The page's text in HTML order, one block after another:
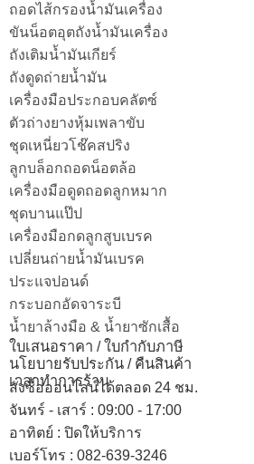
ถอดไส้กรองน้ำมันเครื่อง
ขันน็อตอุตถังน้ำมันเครื่อง
ถังเติมน้ำมันเกียร์
ถังดูดถ่ายน้ำมัน
เครื่องมือประกอบคลัตซ์
ตัวถ่างยางหุ้มเพลาขับ
ชุดเหนี่ยวโช๊คสปริง
ลูกบล็อกถอดน็อตล้อ
เครื่องมือดูดถอดลูกหมาก
ชุดบานแป๊ป
เครื่องมือกดลูกสูบเบรค
เปลี่ยนถ่ายน้ำมันเบรค
ประแจปอนด์
กระบอกอัดจาระบี
น้ำยาล้างมือ & น้ำยาซักเสื้อ
ใบเสนอราคา / ใบกำกับภาษี
นโยบายรับประกัน / คืนสินค้า
เวลาทำการร้าน
สั่งซื้อออนไลน์ได้ตลอด 24 ชม.
จันทร์ - เสาร์ : 09:00 - 17:00
อาทิตย์ : ปิดให้บริการ
เบอร์โทร : 082-639-3246